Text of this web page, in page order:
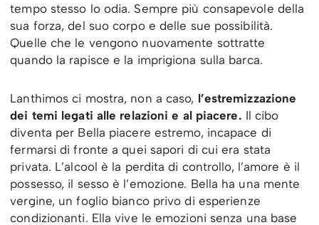
tempo stesso lo odia. Sempre più consapevole della
sua forza, del suo corpo e delle sue possibilità.
Quelle che le vengono nuovamente sottratte
quando la rapisce e la imprigiona sulla barca.
Lanthimos ci mostra, non a caso, l’estremizzazione
dei temi legati alle relazioni e al piacere. Il cibo
diventa per Bella piacere estremo, incapace di
fermarsi di fronte a quei sapori di cui era stata
privata. L’alcool è la perdita di controllo, l’amore è il
possesso, il sesso è l’emozione. Bella ha una mente
vergine, un foglio bianco privo di esperienze
condizionanti. Ella vive le emozioni senza una base